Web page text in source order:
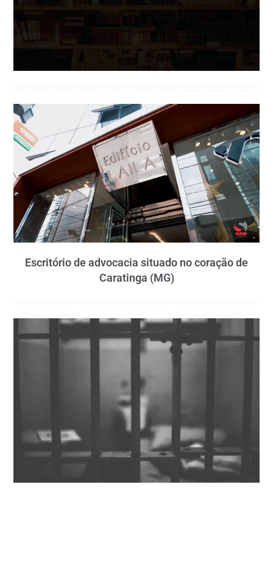
Escritório de advocacia situado no coração de
Caratinga (MG)